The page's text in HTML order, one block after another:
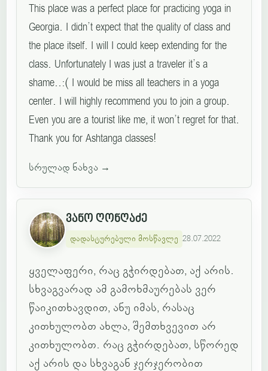
This place was a perfect place for practicing yoga in
Georgia. I didn’t expect that the quality of class and
the place itself. I will I could keep extending for the
class. Unfortunately I was just a traveler it’s a
shame..:( I would be miss all teachers in a yoga
center. I will highly recommend you to join a group.
Even you are a tourist like me, it won’t regret for that.
Thank you for Ashtanga classes!
სრულად ნახვა →
ვანო ღონღაძე
დადასტურებული მოსწავლე 28.07.2022
ყველაფერი, რაც გჭირდებათ, აქ არის.
სხვაგვარად ამ გამოხმაურებას ვერ
წაიკითხავდით, ანუ იმას, რასაც
კითხულობთ ახლა, შემთხვევით არ
კითხულობთ. რაც გჭირდებათ, სწორედ
აქ არის და სხვაგან ჯერჯერობით